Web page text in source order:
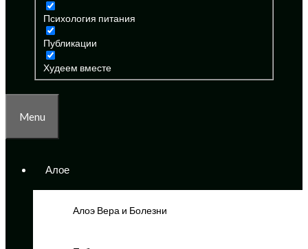
Психология питания
Публикации
Худеем вместе
Menu
Алое
Алоэ Вера и Болезни